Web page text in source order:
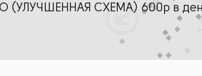
(УЛУЧШЕННАЯ СХЕМА) 600р в